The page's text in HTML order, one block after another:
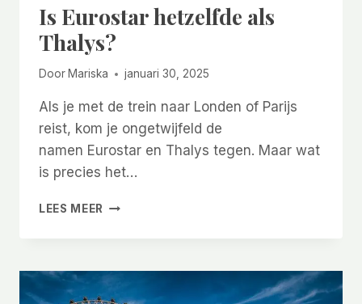
Is Eurostar hetzelfde als
Thalys?
Door Mariska januari 30, 2025
Als je met de trein naar Londen of Parijs
reist, kom je ongetwijfeld de
namen Eurostar en Thalys tegen. Maar wat
is precies het…
LEES MEER
THALYS?